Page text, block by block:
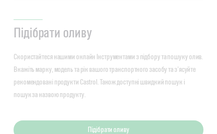
Підібрати оливу
Скористайтеся нашими онлайн Інструментами з підбору та пошуку олив.
Вкажіть марку, модель та рік вашого транспортного засобу та з'ясуйте
рекомендовані продукти Castrol. Також доступні швидкий пошук і
пошук за назвою продукту.
Підібрати оливу